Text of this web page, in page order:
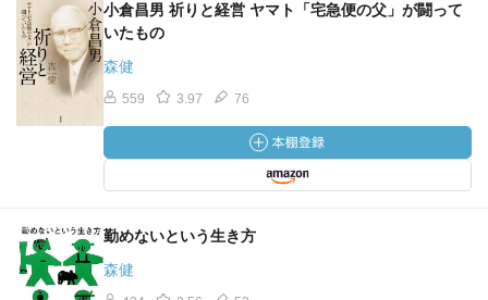
小倉昌男 祈りと経営 ヤマト「宅急便の父」が闘って
いたもの
森健
559 3.97 76
勤めないという生き方
森健